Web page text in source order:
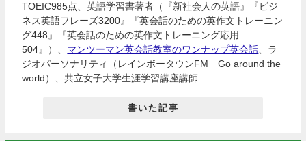
TOEIC985点、英語学習書著者（『新社会人の英語』『ビジ
ネス英語フレーズ3200』『英会話のための英作文トレーニン
グ448』『英会話のための英作文トレーニング応用
504』）、 マンツーマン英会話教室のワンナップ英会話 、ラ
ジオパーソナリティ（レインボータウンFM Go around the
world）、共立女子大学生涯学習講座講師
書いた記事